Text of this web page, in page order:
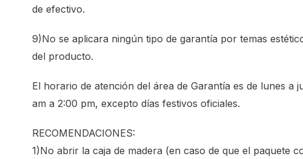
de efectivo.
9)No se aplicara ningún tipo de garantía por temas
del producto.
El horario de atención del área de Garantía es de lunes a
am a 2:00 pm, excepto días festivos oficiales.
RECOMENDACIONES:
1)No abrir la caja de madera (en caso de que el paquete